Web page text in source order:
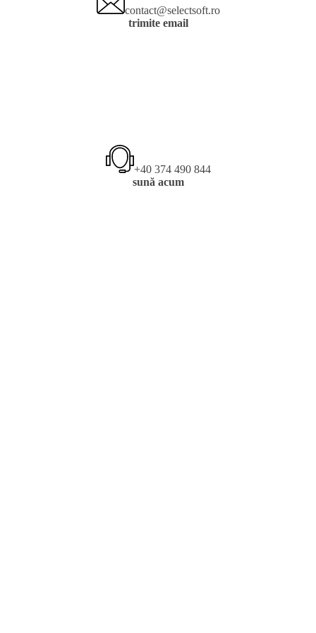
contact@selectsoft.ro
trimite email
+40 374 490 844
sună acum